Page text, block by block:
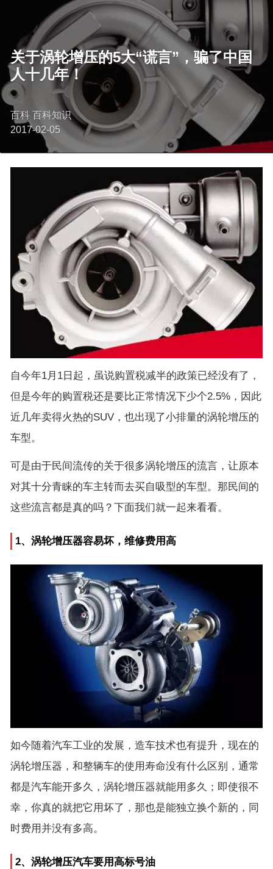
关于涡轮增压的5大“谎言”，骗了中国
人十几年！
百科 百科知识
2017-02-05
自今年1月1日起，虽说购置税减半的政策已经没有了，
但是今年的购置税还是要比正常情况下少个2.5%，因此
近几年卖得火热的SUV，也出现了小排量的涡轮增压的
车型。
可是由于民间流传的关于很多涡轮增压的流言，让原本
对其十分青睐的车主转而去买自吸型的车型。那民间的
这些流言都是真的吗？下面我们就一起来看看。
1、涡轮增压器容易坏，维修费用高
如今随着汽车工业的发展，造车技术也有提升，现在的
涡轮增压器，和整辆车的使用寿命没有什么区别，通常
都是汽车能开多久，涡轮增压器就能用多久；即使很不
幸，你真的就把它用坏了，那也是能独立换个新的，同
时费用并没有多高。
2、涡轮增压汽车要用高标号油